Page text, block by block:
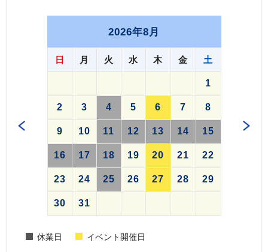
2026年8月
日 月 火 水 木 金 土
1
2 3 4 5 6 7 8
9 10 11 12 13 14 15
16 17 18 19 20 21 22
23 24 25 26 27 28 29
30 31
休業日 イベント開催日